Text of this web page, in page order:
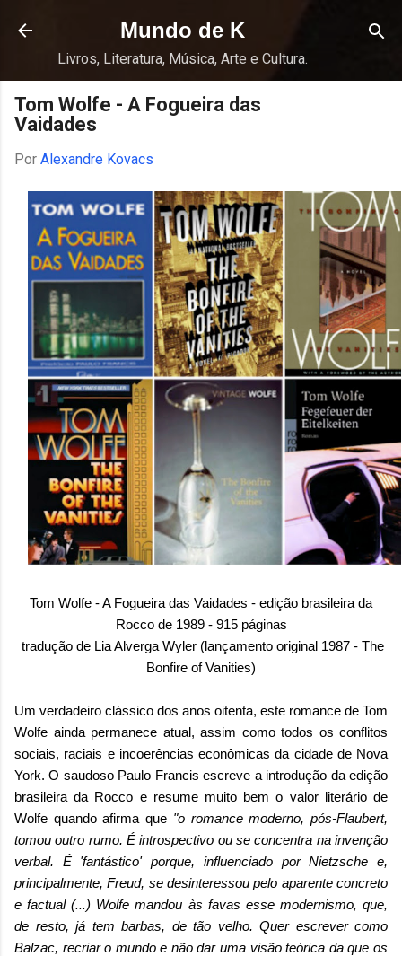
Pular para o conteúdo principal
Mundo de K
Livros, Literatura, Música, Arte e Cultura.
Tom Wolfe - A Fogueira das
Vaidades
Por Alexandre Kovacs
Tom Wolfe - A Fogueira das Vaidades - edição brasileira da
Rocco de 1989 - 915 páginas
tradução de Lia Alverga Wyler (lançamento original 1987 - The
Bonfire of Vanities)
Um verdadeiro clássico dos anos oitenta, este romance de Tom
Wolfe ainda permanece atual, assim como todos os conflitos
sociais, raciais e incoerências econômicas da cidade de Nova
York. O saudoso Paulo Francis escreve a introdução da edição
brasileira da Rocco e resume muito bem o valor literário de
Wolfe quando afirma que "o romance moderno, pós-Flaubert,
tomou outro rumo. É introspectivo ou se concentra na invenção
verbal. É 'fantástico' porque, influenciado por Nietzsche e,
principalmente, Freud, se desinteressou pelo aparente concreto
e factual (...) Wolfe mandou às favas esse modernismo, que,
de resto, já tem barbas, de tão velho. Quer escrever como
Balzac, recriar o mundo e não dar uma visão teórica da que os